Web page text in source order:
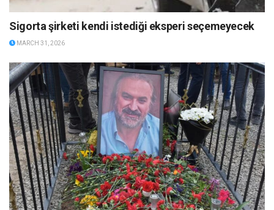
Sigorta şirketi kendi istediği eksperi seçemeyecek
MARCH 31, 2026